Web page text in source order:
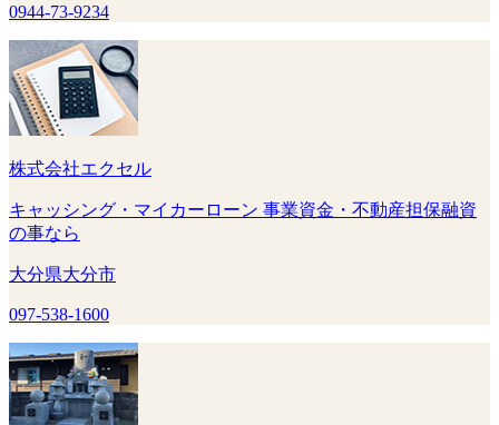
0944-73-9234
株式会社エクセル
キャッシング・マイカーローン 事業資金・不動産担保融資
の事なら
大分県大分市
097-538-1600